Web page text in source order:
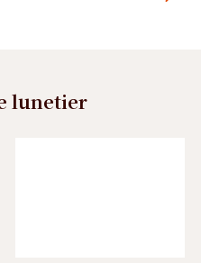
lunetier